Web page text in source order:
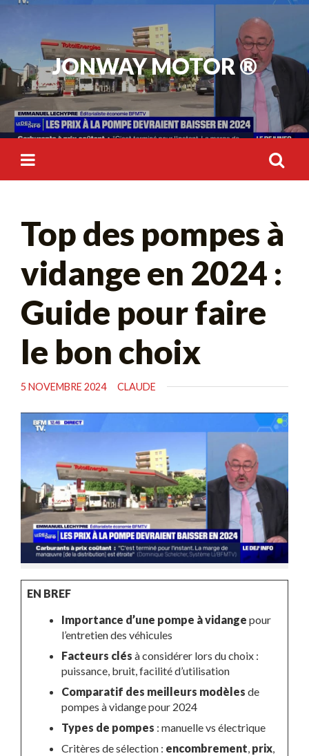
Skip
JONWAY MOTOR ®
Top des pompes à
vidange en 2024 :
Guide pour faire
le bon choix
5 NOVEMBRE 2024 CLAUDE
EN BREF
Importance d’une pompe à vidange pour
l’entretien des véhicules
Facteurs clés à considérer lors du choix :
puissance, bruit, facilité d’utilisation
Comparatif des meilleurs modèles de
pompes à vidange pour 2024
Types de pompes : manuelle vs électrique
Critères de sélection : encombrement, prix,